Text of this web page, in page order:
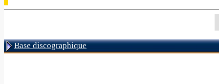
Base discographique